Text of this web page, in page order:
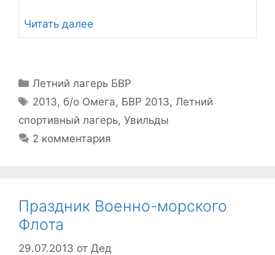
Читать далее
Рубрики
Летний лагерь БВР
Метки
2013, б/о Омега, БВР 2013,Летний
спортивный лагерь, Увильды
2 комментария
Праздник Военно-морского
Флота
29.07.2013 от Дед